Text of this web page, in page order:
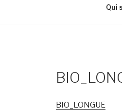
Qui
BIO_LONGUE